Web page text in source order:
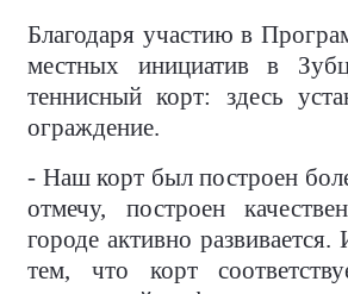
Благодаря участию в
местных инициатив в
теннисный корт: здесь
ограждение.
- Наш корт был построен
отмечу, построен
городе активно
тем, что корт